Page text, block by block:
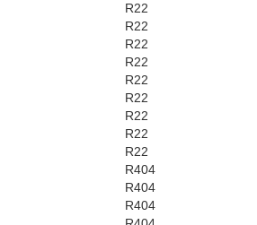
R22
R22
R22
R22
R22
R22
R22
R22
R22
R404
R404
R404